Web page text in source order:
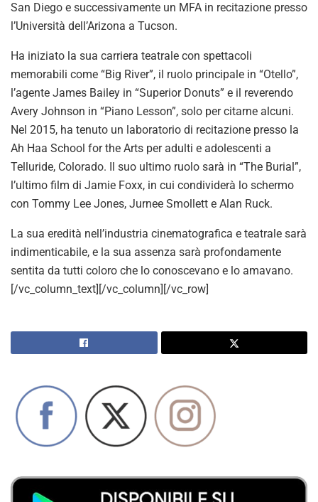
San Diego e successivamente un MFA in recitazione presso
l’Università dell’Arizona a Tucson.
Ha iniziato la sua carriera teatrale con spettacoli
memorabili come “Big River”, il ruolo principale in “Otello”,
l’agente James Bailey in “Superior Donuts” e il reverendo
Avery Johnson in “Piano Lesson”, solo per citarne alcuni.
Nel 2015, ha tenuto un laboratorio di recitazione presso la
Ah Haa School for the Arts per adulti e adolescenti a
Telluride, Colorado. Il suo ultimo ruolo sarà in “The Burial”,
l’ultimo film di Jamie Foxx, in cui condividerà lo schermo
con Tommy Lee Jones, Jurnee Smollett e Alan Ruck.
La sua eredità nell’industria cinematografica e teatrale sarà
indimenticabile, e la sua assenza sarà profondamente
sentita da tutti coloro che lo conoscevano e lo amavano.
[/vc_column_text][/vc_column][/vc_row]